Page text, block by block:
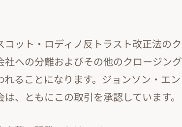
ット・ロディノ反トラスト改正法のク
への分離およびその他のクロージング
ることになります。ジョンソン・エン
、ともにこの取引を承認しています。